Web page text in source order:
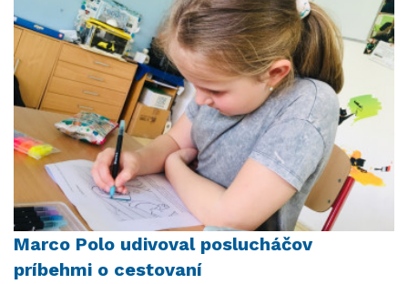
Marco Polo udivoval poslucháčov
príbehmi o cestovaní